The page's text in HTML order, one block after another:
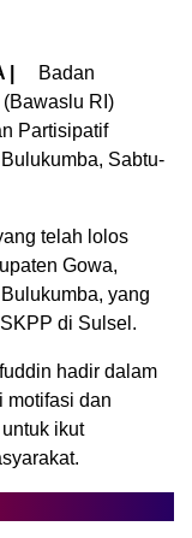
|
Badan
RI)
Partisipatif
Sabtu-
telah lolos
Gowa,
yang
di Sulsel.
hadir dalam
motifasi dan
ikut